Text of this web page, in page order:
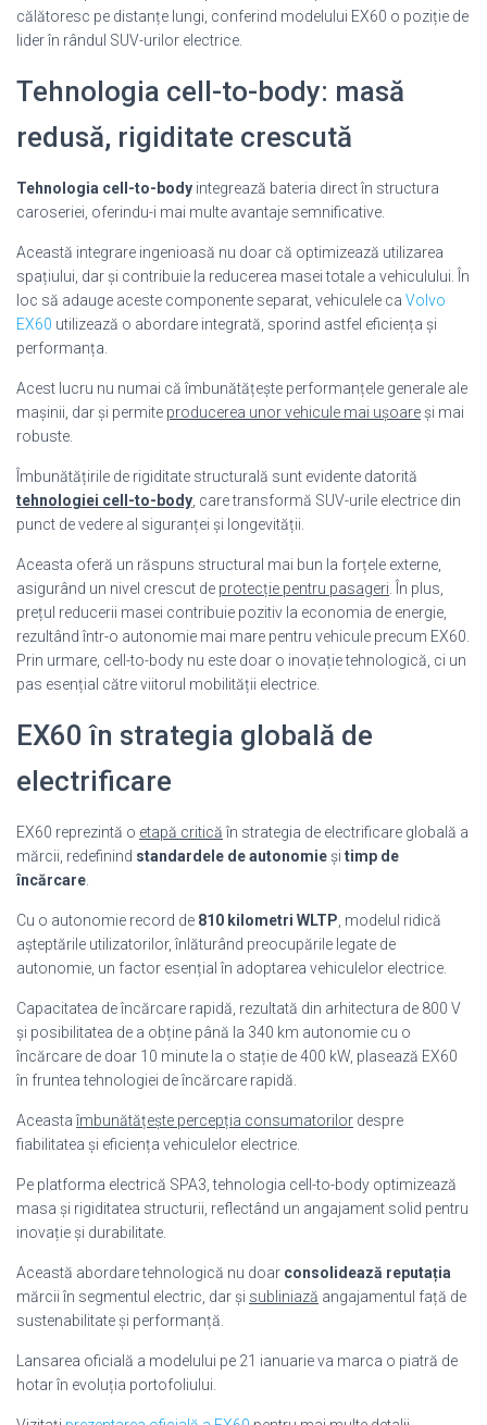
călătoresc pe distanțe lungi, conferind modelului EX60 o poziție de
lider în rândul SUV-urilor electrice.
Tehnologia cell-to-body: masă
redusă, rigiditate crescută
Tehnologia cell-to-body integrează bateria direct în structura
caroseriei, oferindu-i mai multe avantaje semnificative.
Această integrare ingenioasă nu doar că optimizează utilizarea
spațiului, dar și contribuie la reducerea masei totale a vehiculului. În
loc să adauge aceste componente separat, vehiculele ca Volvo
EX60 utilizează o abordare integrată, sporind astfel eficiența și
performanța.
Acest lucru nu numai că îmbunătățește performanțele generale ale
mașinii, dar și permite producerea unor vehicule mai ușoareși mai
robuste.
Îmbunătățirile de rigiditate structurală sunt evidente datorită
tehnologiei cell-to-body , care transformă SUV-urile electrice din
punct de vedere al siguranței și longevității.
Aceasta oferă un răspuns structural mai bun la forțele externe,
asigurând un nivel crescut de protecție pentru pasageri . În plus,
prețul reducerii masei contribuie pozitiv la economia de energie,
rezultând într-o autonomie mai mare pentru vehicule precum EX60.
Prin urmare, cell-to-body nu este doar o inovație tehnologică, ci un
pas esențial către viitorul mobilității electrice.
EX60 în strategia globală de
electrificare
EX60 reprezintă o etapă critică în strategia de electrificare globală a
mărcii, redefinind standardele de autonomieși timp de
încărcare
Cu o autonomie record de 810 kilometri WLTP , modelul ridică
așteptările utilizatorilor, înlăturând preocupările legate de
autonomie, un factor esențial în adoptarea vehiculelor electrice.
Capacitatea de încărcare rapidă, rezultată din arhitectura de 800 V
și posibilitatea de a obține până la 340 km autonomie cu o
încărcare de doar 10 minute la o stație de 400 kW, plasează EX60
în fruntea tehnologiei de încărcare rapidă.
Aceasta îmbunătățește percepția consumatorilor despre
fiabilitatea și eficiența vehiculelor electrice.
Pe platforma electrică SPA3, tehnologia cell-to-body optimizează
masa și rigiditatea structurii, reflectând un angajament solid pentru
inovație și durabilitate.
Această abordare tehnologică nu doar consolidează reputația
mărcii în segmentul electric, dar și subliniază angajamentul față de
sustenabilitate și performanță.
Lansarea oficială a modelului pe 21 ianuarie va marca o piatră de
hotar în evoluția portofoliului.